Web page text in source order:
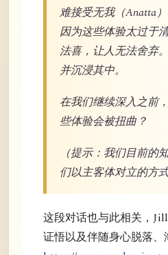
难接受无我（Anatta
因为这些体验太过于
法喜，让人无法舍弃
并沉浸其中。
在我们继续深入之前
些体验会被扭曲？
（提示：我们目前的
们以主客体对立的方
这段对话也与此相关，
证悟以及伴随身心脱落、